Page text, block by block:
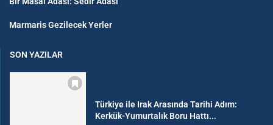
Marmaris Gezilecek Yerler
SON YAZILAR
Türkiye ile Irak Arasında Tarihi Adım:
Kerkük-Yumurtalık Boru Hattı...